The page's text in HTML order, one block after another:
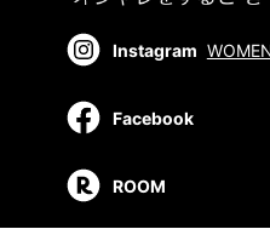
Instagram
Facebook
ROOM